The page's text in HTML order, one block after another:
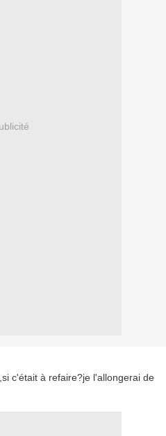
c'était à refaire?je l'allongerai de